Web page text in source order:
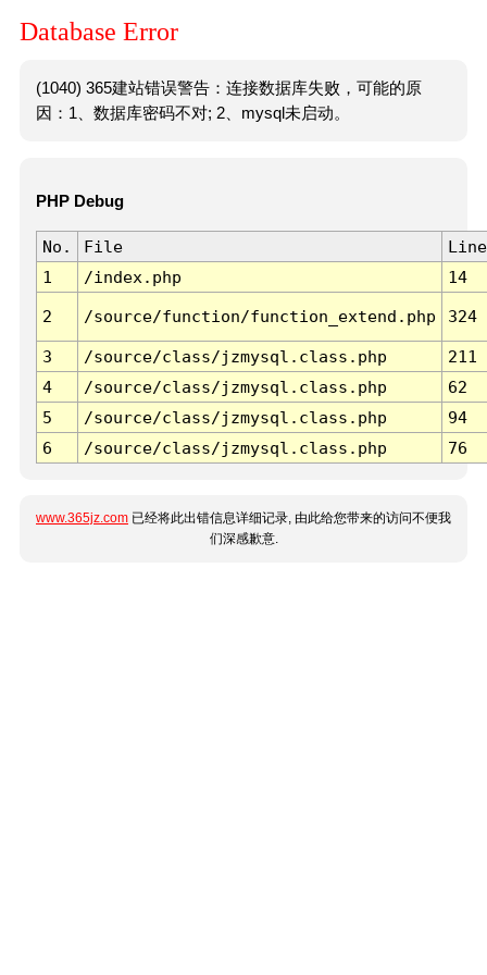
Database Error
(1040) 365建站错误警告：连接数据库失败，可能的原
因：1、数据库密码不对; 2、mysql未启动。
PHP Debug
No. File
Line
1
/index.php 14
2 /source/function/function_extend.php 324
3 /source/class/jzmysql.class.php
211
4
/source/class/jzmysql.class.php
62
5
/source/class/jzmysql.class.php
94
6
/source/class/jzmysql.class.php 76
www.365jz.com 已经将此出错信息详细记录, 由此给您带来的访问不便我
们深感歉意.